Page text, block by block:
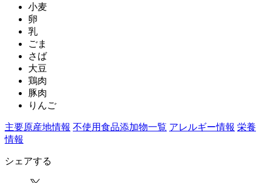
小麦
卵
乳
ごま
さば
大豆
鶏肉
豚肉
りんご
主要原産地情報 不使用食品添加物一覧 アレルギー情報 栄養
情報
シェアする